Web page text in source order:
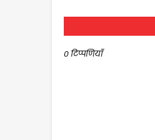
0 टिप्पणियाँ